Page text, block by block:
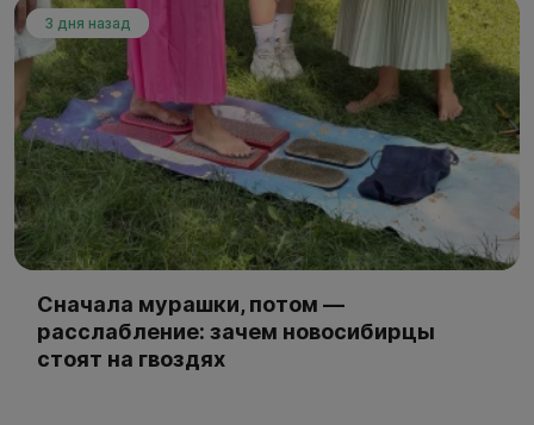
3 дня назад
Сначала мурашки, потом —
расслабление: зачем новосибирцы
стоят на гвоздях